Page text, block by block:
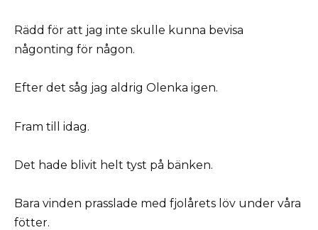
Rädd för att jag inte skulle kunna bevisa
någonting för någon.
Efter det såg jag aldrig Olenka igen.
Fram till idag.
Det hade blivit helt tyst på bänken.
Bara vinden prasslade med fjolårets löv under våra
fötter.